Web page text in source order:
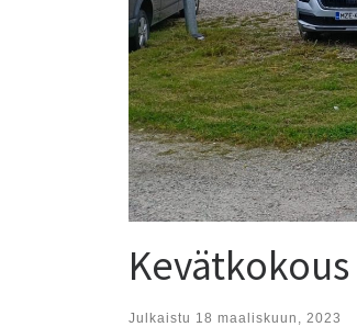
Kevätkokous
Julkaistu 18 maaliskuun, 2023